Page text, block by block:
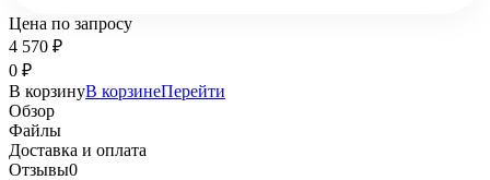
Цена по запросу
4 570 ₽
0 ₽
В корзинуВ корзинеПерейти
Обзор
Файлы
Доставка и оплата
Отзывы0